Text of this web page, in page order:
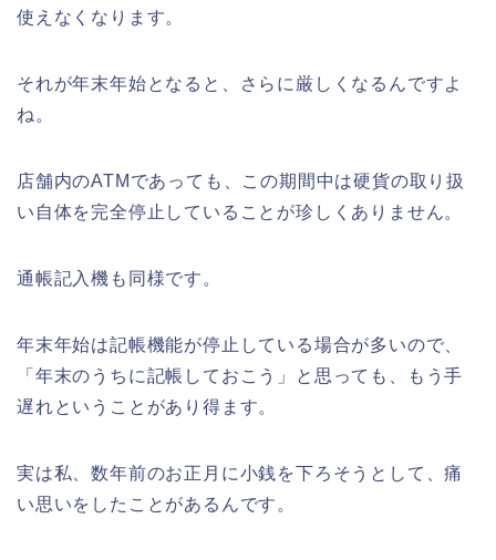
上田城桜祭り2026屋台・出店まとめ!
使えなくなります。
それが年末年始となると、さらに厳しくなるんですよ
ね。
店舗内のATMであっても、この期間中は硬貨の取り扱
い自体を完全停止していることが珍しくありません。
通帳記入機も同様です。
年末年始は記帳機能が停止している場合が多いので、
「年末のうちに記帳しておこう」と思っても、もう手
遅れということがあり得ます。
実は私、数年前のお正月に小銭を下ろそうとして、痛
い思いをしたことがあるんです。